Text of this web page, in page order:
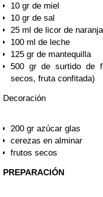
10 gr de miel
10 gr de sal
25 ml de licor de
100 ml de leche
125 gr de mantequilla
500 gr de surtido de
secos, fruta confitada)
Decoración
200 gr azúcar glas
cerezas en alminar
frutos secos
PREPARACIÓN